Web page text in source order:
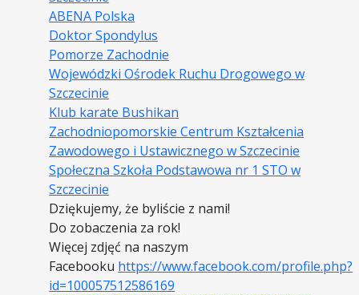
ABENA Polska
Doktor Spondylus
Pomorze Zachodnie
Wojewódzki Ośrodek Ruchu Drogowego w
Szczecinie
Klub karate Bushikan
Zachodniopomorskie Centrum Kształcenia
Zawodowego i Ustawicznego w Szczecinie
Społeczna Szkoła Podstawowa nr 1 STO w
Szczecinie
Dziękujemy, że byliście z nami!
Do zobaczenia za rok!
Więcej zdjęć na naszym
Facebooku https://www.facebook.com/profile.php?
id=100057512586169